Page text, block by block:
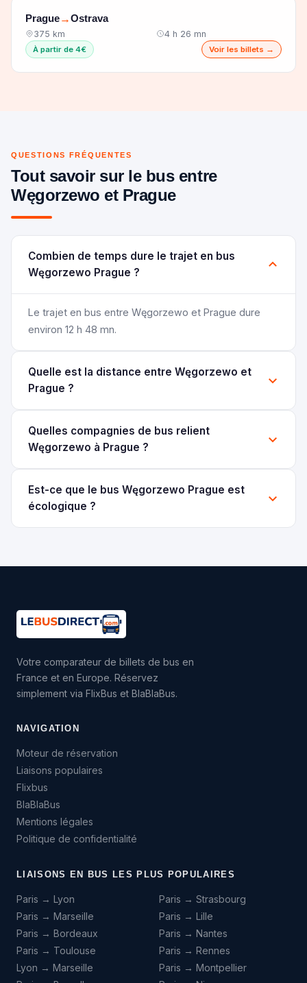
Prague→Ostrava
375 km 4 h 26 mn
À partir de 4€ Voir les billets →
QUESTIONS FRÉQUENTES
Tout savoir sur le bus entre
Węgorzewo et Prague
Combien de temps dure le trajet en bus
Węgorzewo Prague ?
Le trajet en bus entre Węgorzewo et Prague dure
environ 12 h 48 mn.
Quelle est la distance entre Węgorzewo et
Prague ?
Quelles compagnies de bus relient
Węgorzewo à Prague ?
Est-ce que le bus Węgorzewo Prague est
écologique ?
Votre comparateur de billets de bus en
France et en Europe. Réservez
simplement via FlixBus et BlaBlaBus.
NAVIGATION
Moteur de réservation
Liaisons populaires
Flixbus
BlaBlaBus
Mentions légales
Politique de confidentialité
LIAISONS EN BUS LES PLUS POPULAIRES
Paris → Lyon
Paris → Marseille
Paris → Bordeaux
Paris → Toulouse
Lyon → Marseille
Paris → Strasbourg
Paris → Lille
Paris → Nantes
Paris → Rennes
Paris → Montpellier